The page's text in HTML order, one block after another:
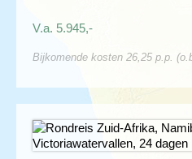
V.a. 5.945,-
Bijkomende kosten 26,25 p.p.